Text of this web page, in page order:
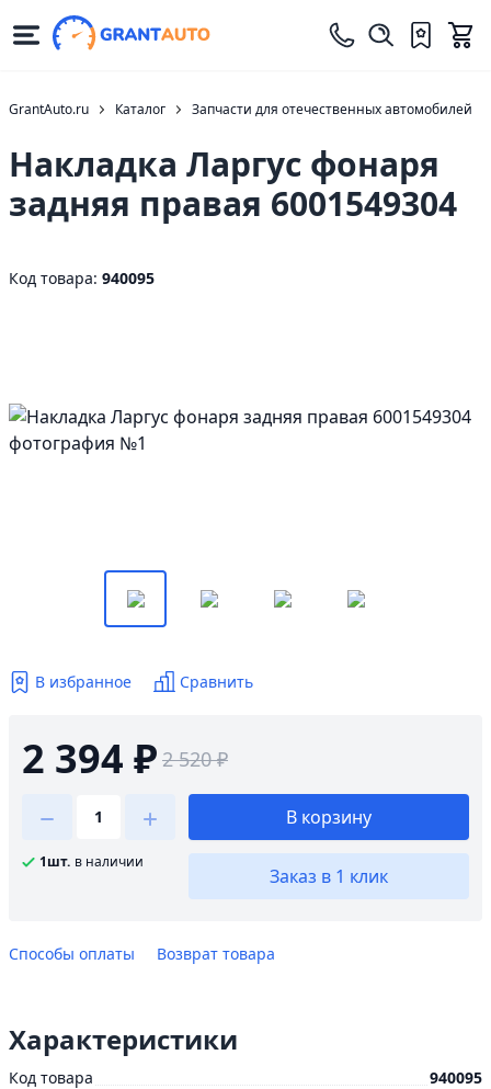
GrantAuto.ru Каталог Запчасти для отечественных автомобилей
Накладка Ларгус фонаря
задняя правая 6001549304
Код товара: 940095
В избранное Сравнить
2 394 ₽ 2 520 ₽
1шт. в наличии
В корзину
Заказ в 1 клик
Способы оплаты Возврат товара
Характеристики
Код товара
940095